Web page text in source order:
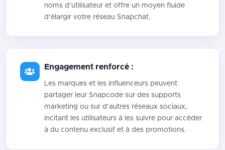
noms d’utilisateur et offre un moyen fluide
d’élargir votre réseau Snapchat.
Engagement renforcé :
Les marques et les influenceurs peuvent
partager leur Snapcode sur des supports
marketing ou sur d’autres réseaux sociaux,
incitant les utilisateurs à les suivre pour accéder
à du contenu exclusif et à des promotions.